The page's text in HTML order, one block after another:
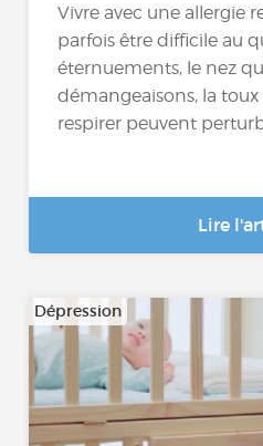
Vivre avec une allergie
parfois être difficile au
éternuements, le nez
démangeaisons, la
respirer peuvent
Lire
Dépression